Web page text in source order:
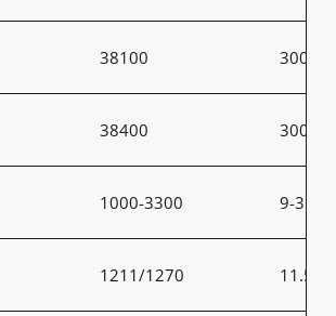
38100 300
38400 300
1000-3300 9-31
1211/1270 11.5